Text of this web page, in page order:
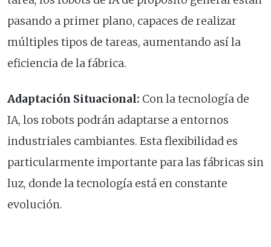
pasando a primer plano, capaces de realizar
múltiples tipos de tareas, aumentando así la
eficiencia de la fábrica.
Adaptación Situacional: Con la tecnología de
IA, los robots podrán adaptarse a entornos
industriales cambiantes. Esta flexibilidad es
particularmente importante para las fábricas sin
luz, donde la tecnología está en constante
evolución.